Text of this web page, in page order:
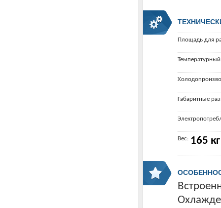
Площадь для
Габаритные
Вес: 165 кг